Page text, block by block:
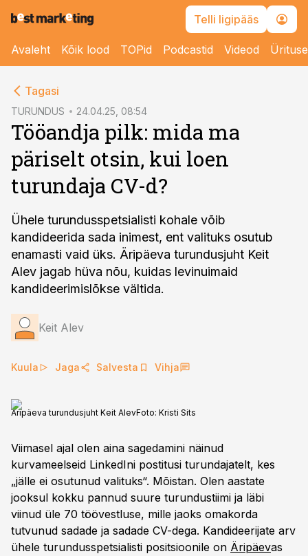
Telli ligipääs
Avaleht Kõik lood TOPid Podcastid Videod
Tagasi
TURUNDUS 24.04.25, 08:54
Tööandja pilk: mida ma
päriselt otsin, kui loen
turundaja CV-d?
Ühele turundusspetsialisti kohale võib
kandideerida sada inimest, ent valituks osutub
enamasti vaid üks. Äripäeva turundusjuht Keit
Alev jagab hüva nõu, kuidas levinuimaid
kandideerimislõkse vältida.
Keit Alev
Kuula Jaga Salvesta Vihja
Äripäeva turundusjuht Keit AlevFoto: Kristi Sits
Viimasel ajal olen aina sagedamini näinud
kurvameelseid LinkedIni postitusi turundajatelt, kes
„jälle ei osutunud valituks“. Mõistan. Olen aastate
jooksul kokku pannud suure turundustiimi ja läbi
viinud üle 70 töövestluse, mille jaoks omakorda
tutvunud sadade ja sadade CV-dega. Kandideerijate arv
ühele turundusspetsialisti positsioonile on Äripäevas